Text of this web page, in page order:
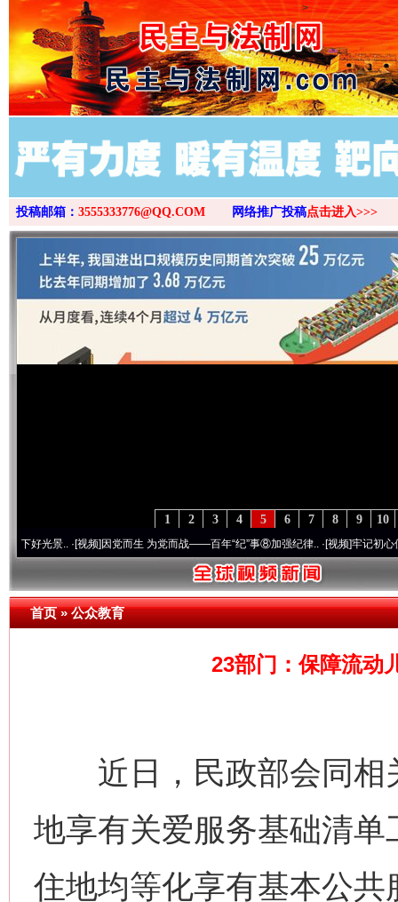
>
投稿邮箱： 3555333776@QQ.COM 网络推广投稿点击进入>>>
10
9
8
7
6
5
4
3
2
1
·[视频]因党而生 为党而战——百年“纪”事⑧加强纪律..·[视频]牢记初心使命 奋进
首页»公众教育
23部门：保障流动
近日，民政部会同相
地享有关爱服务基础清
住地均等化享有基本公